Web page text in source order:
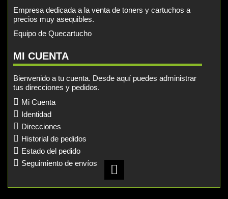
Empresa dedicada a la venta de toners y cartuchos a
precios muy asequibles.
Equipo de Quecartucho
MI CUENTA
Bienvenido a tu cuenta. Desde aquí puedes administrar
tus direcciones y pedidos.
Mi Cuenta
Identidad
Direcciones
Historial de pedidos
Estado del pedido
Seguimiento de envíos